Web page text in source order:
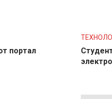
портал